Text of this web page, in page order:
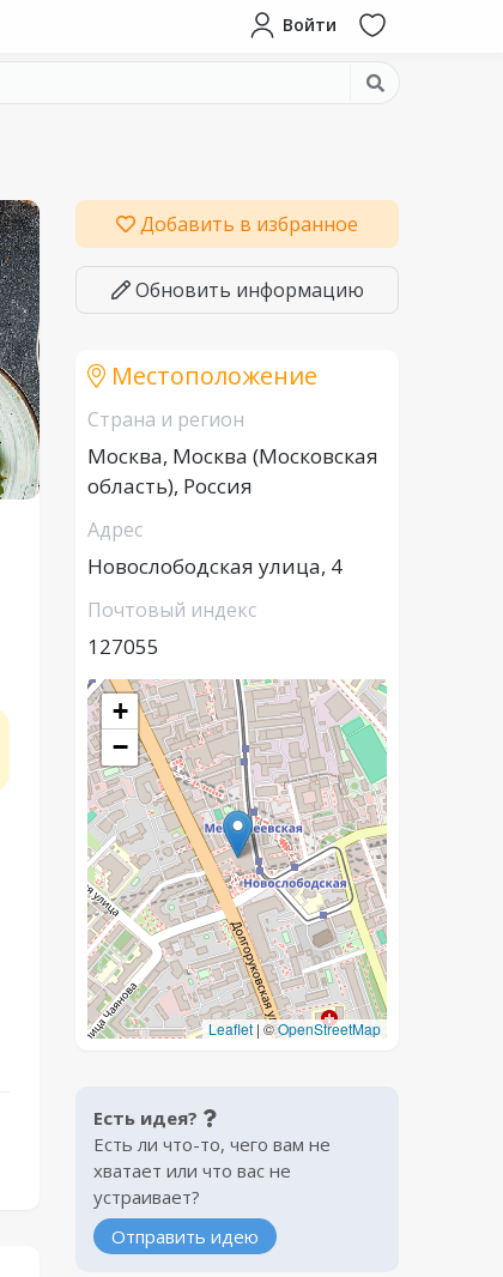
Войти
Добавить в избранное
Обновить информацию
Местоположение
Страна и регион
Москва, Москва (Московская
область), Россия
Адрес
Новослободская улица, 4
Почтовый индекс
127055
+
−
Leaflet | ©OpenStreetMap
Есть идея?
Есть ли что-то, чего вам не
хватает или что вас не
устраивает?
Отправить идею